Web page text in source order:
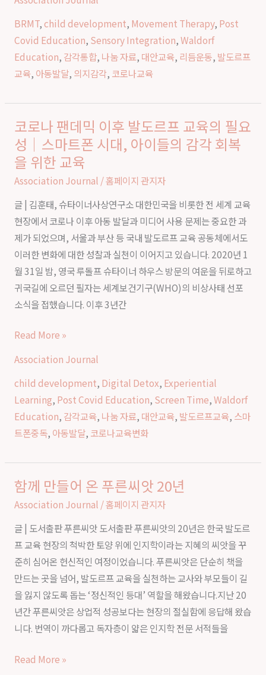
로
지
감
각
을
깨
우
는
실
천
BRMT,child development, Movement Therapy, Post
Covid Education, Sensory Integration,Waldorf
Education, 감각통합, 나눔 자료, 대안교육, 리듬운동, 발도르프
교육, 아동발달, 의지감각, 코로나교육
코로나 팬데믹 이후 발도르프 교육의 필요
성｜스마트폰 시대, 아이들의 감각 회복
을 위한 교육
Association Journal /홈페이지 관지자
글 | 김훈태, 슈타이너사상연구소 대한민국을 비롯한 전 세계 교육
현장에서 코로나 이후 아동 발달과 미디어 사용 문제는 중요한 과
제가 되었으며, 서울과 부산 등 국내 발도르프 교육 공동체에서도
이러한 변화에 대한 성찰과 실천이 이어지고 있습니다. 2020년 1
월 31일 밤, 영국 루돌프 슈타이너 하우스 방문의 여운을 뒤로하고
귀국길에 오르던 필자는 세계보건기구(WHO)의 비상사태 선포
소식을 접했습니다. 이후 3년간
코
로
나
팬
믹
이
후
발
도
르
프
육
의
폰
시
대,
아
이
들
의
감
각
복
Read More »
Association Journal
child development, Digital Detox, Experiential
Learning, Post Covid Education, Screen Time,Waldorf
Education, 감각교육, 나눔 자료, 대안교육, 발도르프교육, 스마
트폰중독, 아동발달, 코로나교육변화
함께 만들어 온 푸른씨앗 20년
Association Journal /홈페이지 관지자
글 | 도서출판 푸른씨앗 도서출판 푸른씨앗의 20년은 한국 발도르
프 교육 현장의 척박한 토양 위에 인지학이라는 지혜의 씨앗을 꾸
준히 심어온 헌신적인 여정이었습니다. 푸른씨앗은 단순히 책을
만드는 곳을 넘어, 발도르프 교육을 실천하는 교사와 부모들이 길
을 잃지 않도록 돕는 ‘정신적인 등대’ 역할을 해왔습니다.지난 20
년간 푸른씨앗은 상업적 성공보다는 현장의 절실함에 응답해 왔습
니다. 번역이 까다롭고 독자층이 얇은 인지학 전문 서적들을
함
께
들
어
온
푸
른
씨
앗
Read More »